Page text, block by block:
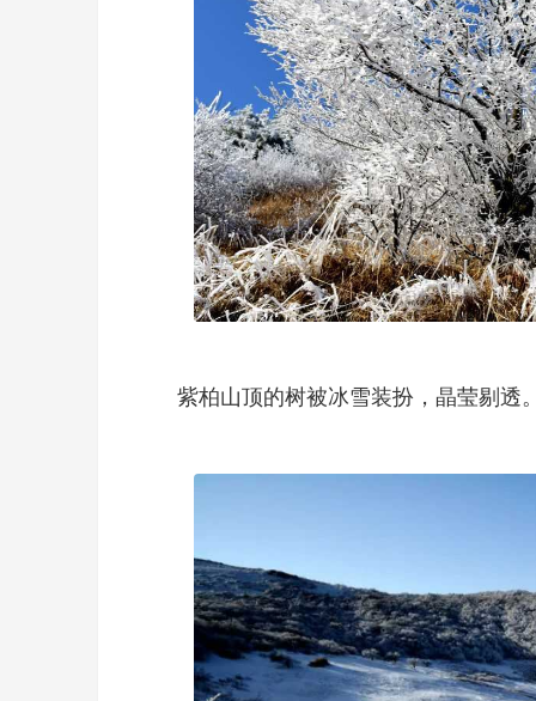
紫柏山顶的树被冰雪装扮，晶莹剔透